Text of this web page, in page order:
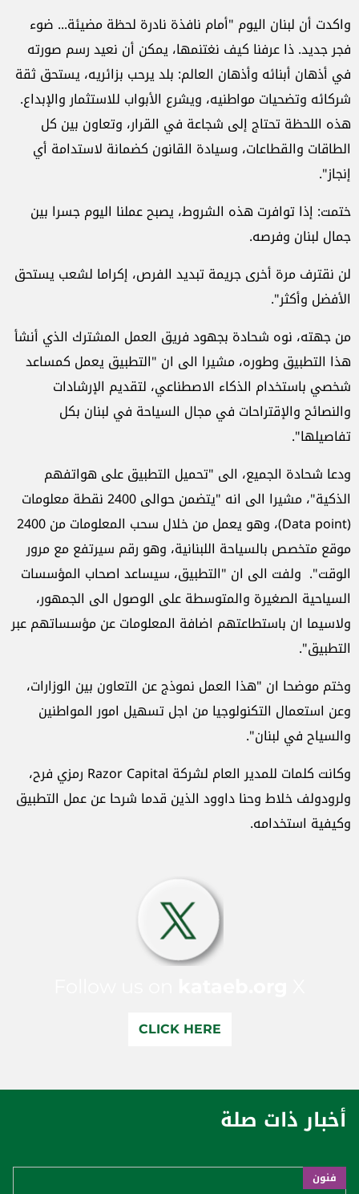
واكدت أن لبنان اليوم "أمام نافذة نادرة لحظة مضيئة... ضوء
فجر جديد. ذا عرفنا كيف نغتنمها، يمكن أن نعيد رسم صورته
في أذهان أبنائه وأذهان العالم: بلد يرحب بزائريه، يستحق ثقة
شركائه وتضحيات مواطنيه، ويشرع الأبواب للاستثمار والإبداع.
هذه اللحظة تحتاج إلى شجاعة في القرار، وتعاون بين كل
الطاقات والقطاعات، وسيادة القانون كضمانة لاستدامة أي
إنجاز".
ختمت: إذا توافرت هذه الشروط، يصبح عملنا اليوم جسرا بين
جمال لبنان وفرصه.
لن نقترف مرة أخرى جريمة تبديد الفرص، إكراما لشعب يستحق
الأفضل وأكثر".
من جهته، نوه شحادة بجهود فريق العمل المشترك الذي أنشأ
هذا التطبيق وطوره، مشيرا الى ان "التطبيق يعمل كمساعد
شخصي باستخدام الذكاء الاصطناعي، لتقديم الإرشادات
والنصائح والإقتراحات في مجال السياحة في لبنان بكل
تفاصيلها".
ودعا شحادة الجميع، الى "تحميل التطبيق على هواتفهم
الذكية"، مشيرا الى انه "يتضمن حوالى 2400 نقطة معلومات
(Data point)، وهو يعمل من خلال سحب المعلومات من 2400
موقع متخصص بالسياحة اللبنانية، وهو رقم سيرتفع مع مرور
الوقت". ولفت الى ان "التطبيق، سيساعد اصحاب المؤسسات
السياحية الصغيرة والمتوسطة على الوصول الى الجمهور،
ولاسيما ان باستطاعتهم اضافة المعلومات عن مؤسساتهم عبر
التطبيق".
وختم موضحا ان "هذا العمل نموذج عن التعاون بين الوزارات،
وعن استعمال التكنولوجيا من اجل تسهيل امور المواطنين
والسياح في لبنان".
وكانت كلمات للمدير العام لشركة Razor Capital رمزي فرح،
ولرودولف خلاط وحنا داوود الذين قدما شرحا عن عمل التطبيق
وكيفية استخدامه.
CLICK HERE
أخبار ذات صلة
فنون